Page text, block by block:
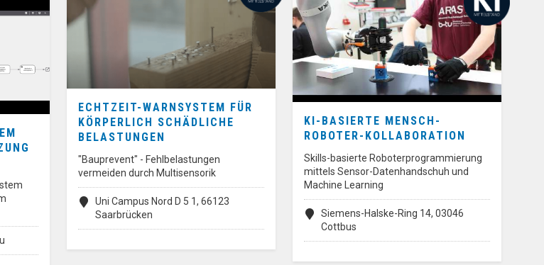
ECHTZEIT-WARNSYSTEM FÜR
KÖRPERLICH SCHÄDLICHE
BELASTUNGEN
"Bauprevent" - Fehlbelastungen
vermeiden durch Multisensorik
Uni Campus Nord D 5 1, 66123
Saarbrücken
KI-BASIERTE MENSCH-
ROBOTER-KOLLABORATION
Skills-basierte Roboterprogrammierung
mittels Sensor-Datenhandschuh und
Machine Learning
Siemens-Halske-Ring 14, 03046
Cottbus